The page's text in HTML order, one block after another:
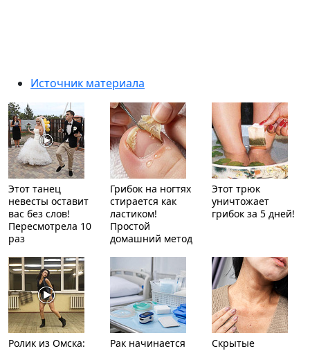
Источник материала
Этот танец
невесты оставит
вас без слов!
Пересмотрела 10
раз
Грибок на ногтях
стирается как
ластиком!
Простой
домашний метод
Этот трюк
уничтожает
грибок за 5 дней!
Ролик из Омска:
Рак начинается
Скрытые